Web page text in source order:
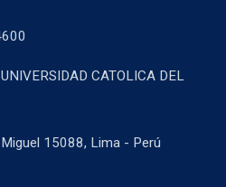
CATOLICA DEL
15088, Lima - Perú